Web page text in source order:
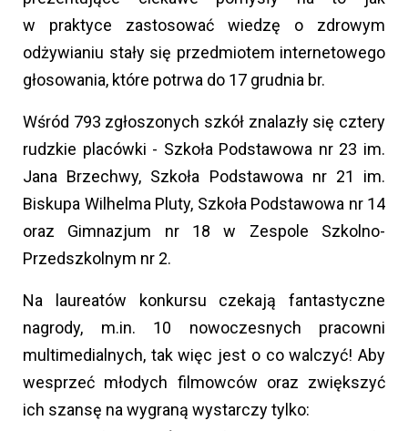
w praktyce zastosować wiedzę o zdrowym
odżywianiu stały się przedmiotem internetowego
głosowania, które potrwa do 17 grudnia br.
Wśród 793 zgłoszonych szkół znalazły się cztery
rudzkie placówki - Szkoła Podstawowa nr 23 im.
Jana Brzechwy, Szkoła Podstawowa nr 21 im.
Biskupa Wilhelma Pluty, Szkoła Podstawowa nr 14
oraz Gimnazjum nr 18 w Zespole Szkolno-
Przedszkolnym nr 2.
Na laureatów konkursu czekają fantastyczne
nagrody, m.in. 10 nowoczesnych pracowni
multimedialnych, tak więc jest o co walczyć! Aby
wesprzeć młodych filmowców oraz zwiększyć
ich szansę na wygraną wystarczy tylko: